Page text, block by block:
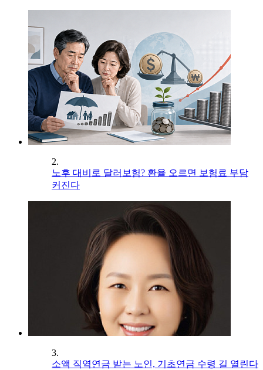
2.
노후 대비로 달러보험? 환율 오르면 보험료 부담
커진다
3.
소액 직역연금 받는 노인, 기초연금 수령 길 열린다